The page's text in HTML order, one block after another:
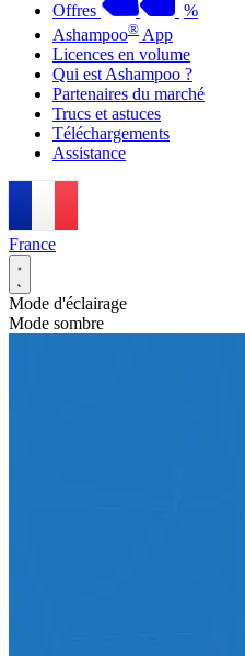
Offres
%
Ashampoo® App
Licences en volume
Qui est Ashampoo ?
Partenaires du marché
Trucs et astuces
Téléchargements
Assistance
France
Mode d'éclairage
Mode sombre